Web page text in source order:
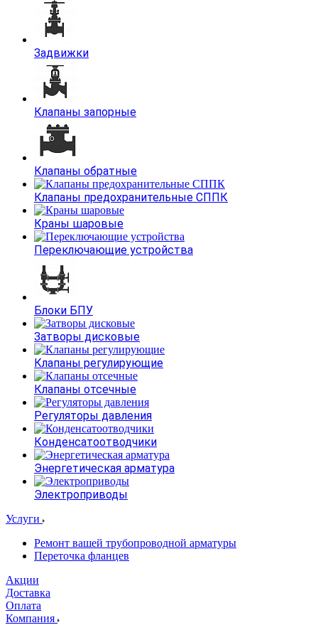
Задвижки
Клапаны запорные
Клапаны обратные
Клапаны предохранительные СППК
Краны шаровые
Переключающие устройства
Блоки БПУ
Затворы дисковые
Клапаны регулирующие
Клапаны отсечные
Регуляторы давления
Конденсатоотводчики
Энергетическая арматура
Электроприводы
Услуги
Ремонт вашей трубопроводной арматуры
Переточка фланцев
Акции
Доставка
Оплата
Компания